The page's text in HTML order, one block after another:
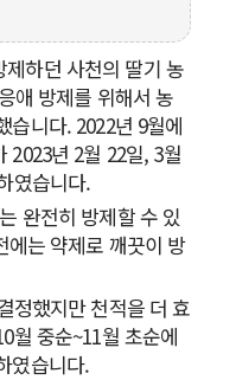
하던 사천의 딸기 농
애 방제를 위해서 농
습니다. 2022년 9월에
2023년 2월 22일, 3월
였습니다.
완전히 방제할 수 있
에는 약제로 깨끗이 방
정했지만 천적을 더 효
월 중순~11월 초순에
였습니다.